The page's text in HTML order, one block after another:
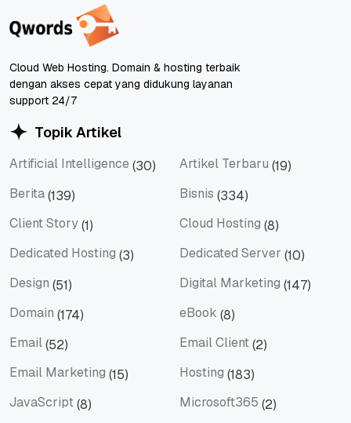
Cloud Web Hosting. Domain & hosting terbaik
dengan akses cepat yang didukung layanan
support 24/7
Topik Artikel
Artificial Intelligence (30) Artikel Terbaru (19)
Berita(139) Bisnis (334)
Client Story(1) Cloud Hosting (8)
Dedicated Hosting (3) Dedicated Server (10)
Design (51) Digital Marketing (147)
Domain (174) eBook (8)
Email(52) Email Client(2)
Email Marketing (15) Hosting (183)
JavaScript(8) Microsoft365 (2)